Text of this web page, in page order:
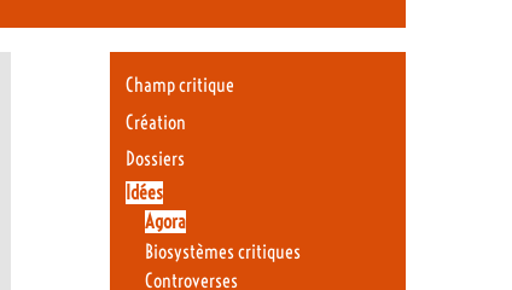
Champ critique
Création
Dossiers
Idées
Agora
Biosystèmes critiques
Controverses